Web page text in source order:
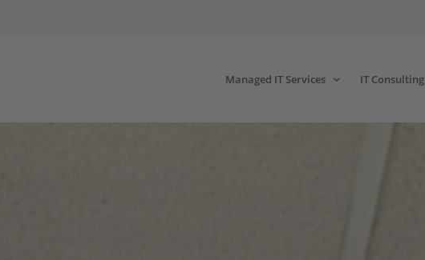
Managed IT Services IT Consulting